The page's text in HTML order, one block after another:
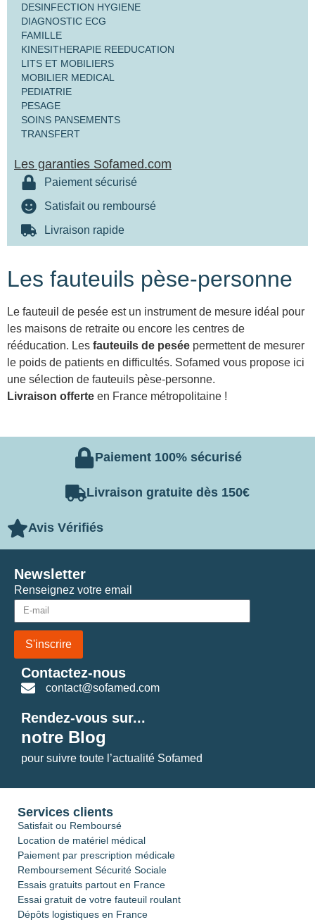
DESINFECTION HYGIENE
DIAGNOSTIC ECG
FAMILLE
KINESITHERAPIE REEDUCATION
LITS ET MOBILIERS
MOBILIER MEDICAL
PEDIATRIE
PESAGE
SOINS PANSEMENTS
TRANSFERT
Les garanties Sofamed.com
Paiement sécurisé
Satisfait ou remboursé
Livraison rapide
Les fauteuils pèse-personne
Le fauteuil de pesée est un instrument de mesure idéal pour
les maisons de retraite ou encore les centres de
rééducation. Les fauteuils de pesée permettent de mesurer
le poids de patients en difficultés. Sofamed vous propose ici
une sélection de fauteuils pèse-personne.
Livraison offerte en France métropolitaine !
Paiement 100% sécurisé
Livraison gratuite dès 150€
Avis Vérifiés
Renseignez votre email
S'inscrire
Newsletter
Contactez-nous
contact@sofamed.com
Rendez-vous sur...
notre Blog
pour suivre toute l’actualité Sofamed
Services clients
Satisfait ou Remboursé
Location de matériel médical
Paiement par prescription médicale
Remboursement Sécurité Sociale
Essais gratuits partout en France
Essai gratuit de votre fauteuil roulant
Dépôts logistiques en France